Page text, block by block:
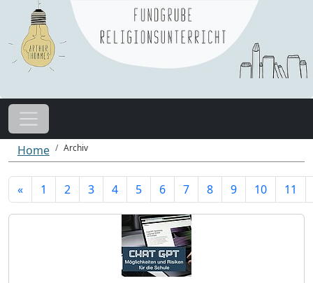
Home Archiv
« 1 2 3 4 5 6 7 8 9 10 11